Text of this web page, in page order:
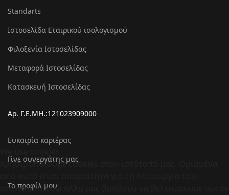
Standarts
Ιστοσελίδα Εταιρικού ισολογισμού
Φιλοξενία Ιστοσελίδας
Μεταφορά Ιστοσελίδας
Κατασκευή Ιστοσελίδας
Αρ. Γ.Ε.ΜΗ.:121023909000
Ευκαιρία καριέρας
Γίνε συνεργάτης μας
Το προφίλ μου
Χρησιμοποιούμε cookies στον ιστότοπό μας. Ορισμένα
ιστότοπου, ενώ άλλα μας βοηθούν να βελτιώσουμε αυτόν